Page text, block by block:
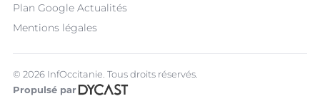
Plan Google Actualités
Mentions légales
© 2026 InfOccitanie. Tous droits réservés.
Propulsé par